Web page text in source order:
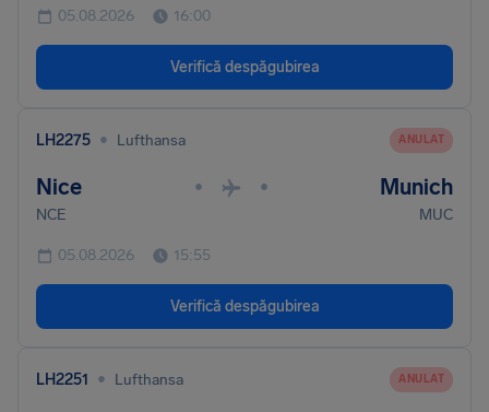
05.08.2026 16:00
Verifică despăgubirea
LH2275 • Lufthansa ANULAT
Nice • • Munich
NCE MUC
05.08.2026 15:55
Verifică despăgubirea
LH2251 • Lufthansa ANULAT